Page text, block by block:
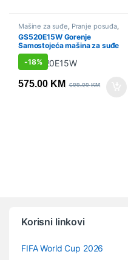
Mašine za suđe Pranje posuđa,
Samostojeće širine 45cm
Sniženo
GS520E15W Gorenje
Samostojeća mašina za suđe
Gorenje, 45 cm
-18%
575.00 KM 699.00KM
Korisni linkovi
FIFA World Cup 2026